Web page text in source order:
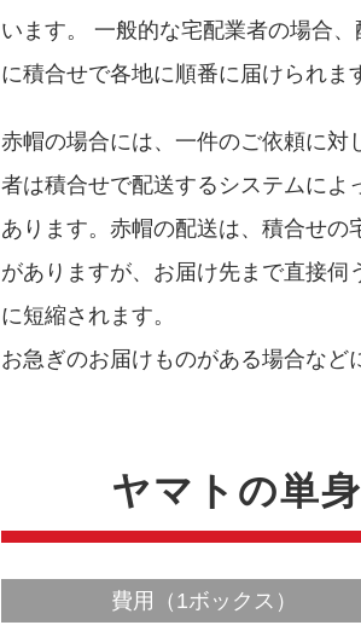
います。 一般的な宅配業者の場合
に積合せで各地に順番に届けられま
赤帽の場合には、一件のご依頼に対
者は積合せで配送するシステムに
あります。赤帽の配送は、積合せ
がありますが、お届け先まで直接
に短縮されます。
お急ぎのお届けものがある場合など
ヤマトの単
費用（1ボックス）